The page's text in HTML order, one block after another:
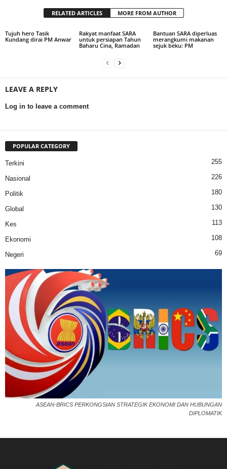
RELATED ARTICLES MORE FROM AUTHOR
Tujuh hero Tasik
Kundang dirai PM Anwar
Rakyat manfaat SARA
untuk persiapan Tahun
Baharu Cina, Ramadan
Bantuan SARA diperluas
merangkumi makanan
sejuk beku: PM
LEAVE A REPLY
Log in to leave a comment
POPULAR CATEGORY
Terkini 255
Nasional 226
Politik 180
Global 130
Kes 113
Ekonomi 108
Negeri 69
ASEAN-BRICS PERKONGSIAN STRATEGIK EKONOMI DAN HUBUNGAN
DIPLOMATIK